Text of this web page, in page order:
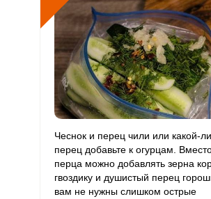
Цинк 12 мг 2
Бор 0 1200 мкг 0
Ванадий 0 20 мкг 0
Молибден 43 мкг 70 мкг 5.8
Чеснок и перец чили или какой-
перец добавьте к огурцам.
перца можно добавлять зерна
гвоздику и душистый перец
вам не нужны слишком острые